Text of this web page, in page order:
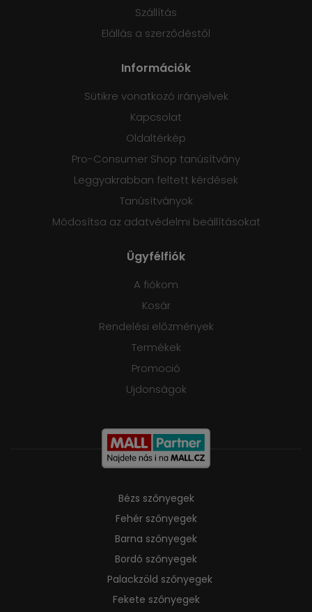
Szállítás
Elállás a szerződéstől
Információk
Sütikre vonatkozó irányelvek
Kapcsolat
Oldaltérkép
Pro-Consumer Shop tanúsítvány
Leggyakrabban feltett kérdések
Tanúsítványok
Módosítsa az adatvédelmi beállításokat
Ügyfélfiók
A fiókom
Kosár
Rendelési előzmények
Termékek
Promoció
Ujdonságok
Bézs szőnyegek
Fehér szőnyegek
Barna szőnyegek
Bordó szőnyegek
Palackzöld szőnyegek
Fekete szőnyegek